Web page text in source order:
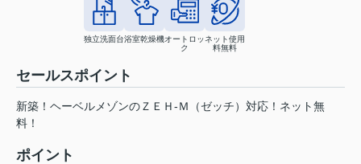
独立洗面台浴室乾燥機オートロッ
ク
ネット使用
料無料
セールスポイント
新築！ヘーベルメゾンのＺＥＨ-Ｍ（ゼッチ）対応！ネット無
料！
ポイント